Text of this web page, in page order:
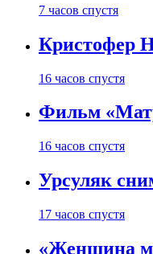
7 часов спустя
Кристофер
16 часов спустя
Фильм
16 часов спустя
Урсуляк
17 часов спустя
«Женщина